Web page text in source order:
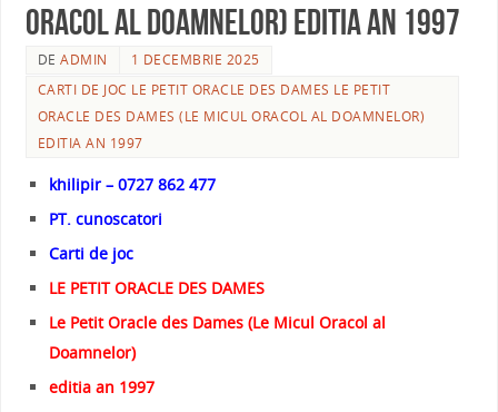
Oracol al Doamnelor) editia an 1997
DEADMIN
1 DECEMBRIE 2025
CARTI DE JOC LE PETIT ORACLE DES DAMES LE PETIT
ORACLE DES DAMES (LE MICUL ORACOL AL DOAMNELOR)
EDITIA AN 1997
khilipir – 0727 862 477
PT. cunoscatori
Carti de joc
LE PETIT ORACLE DES DAMES
Le Petit Oracle des Dames (Le Micul Oracol al
Doamnelor)
editia an 1997